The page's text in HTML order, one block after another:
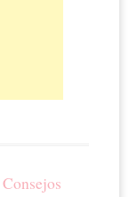
Consejos